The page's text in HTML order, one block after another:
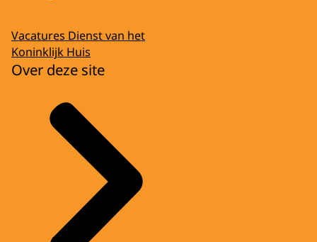
Vacatures Dienst van het
Koninklijk Huis
Over deze site